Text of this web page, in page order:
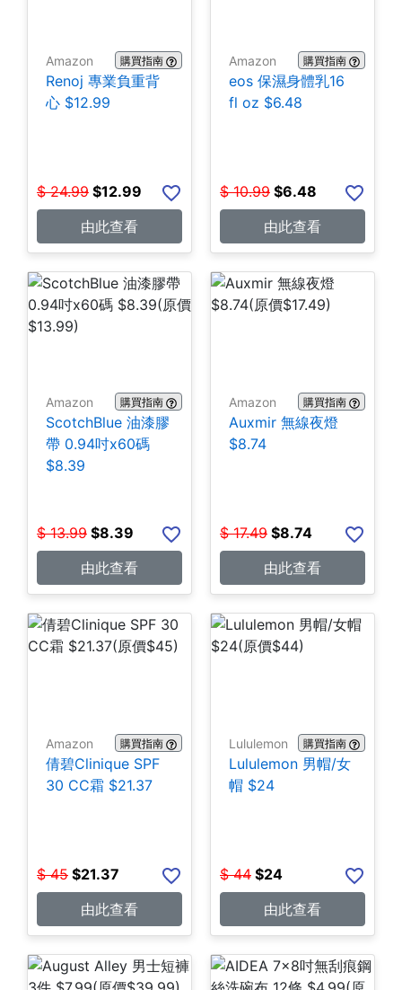
Amazon 購買指南
Renoj 專業負重背
心 $12.99
$ 24.99 $12.99
由此查看
Amazon 購買指南
eos 保濕身體乳16
fl oz $6.48
$ 10.99 $6.48
由此查看
Amazon 購買指南
ScotchBlue 油漆膠
帶 0.94吋x60碼
$8.39
$ 13.99 $8.39
由此查看
Amazon 購買指南
Auxmir 無線夜燈
$8.74
$ 17.49 $8.74
由此查看
Amazon 購買指南
倩碧Clinique SPF
30 CC霜 $21.37
$ 45 $21.37
由此查看
Lululemon 購買指南
Lululemon 男帽/女
帽 $24
$ 44 $24
由此查看